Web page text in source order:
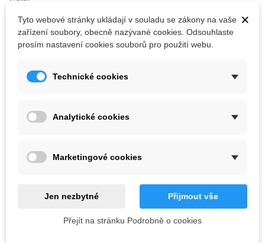
Šrouby nejsou součástí balení. ×
Tyto webové stránky ukládají v souladu se zákony na vaše
zařízení soubory, obecně nazývané cookies. Odsouhlaste
prosím nastavení cookies souborů pro použití webu.
Technické cookies
Analytické cookies
Marketingové cookies
Jen nezbytné Přijmout vše
Přejít na stránku Podrobně o cookies